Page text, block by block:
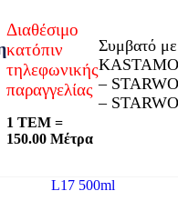
Διαθέσιμο
κατόπιν
τηλεφωνικής
παραγγελίας
1 ΤΕΜ =
150.00 Μέτρα
Συμβατό
–
–